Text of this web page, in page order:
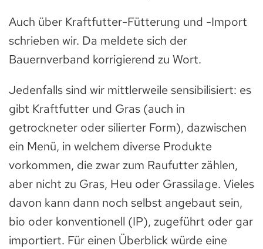
Auch über Kraftfutter-Fütterung und -Import
schrieben wir. Da meldete sich der
Bauernverband korrigierend zu Wort.
Jedenfalls sind wir mittlerweile sensibilisiert: es
gibt Kraftfutter und Gras (auch in
getrockneter oder silierter Form), dazwischen
ein Menü, in welchem diverse Produkte
vorkommen, die zwar zum Raufutter zählen,
aber nicht zu Gras, Heu oder Grassilage. Vieles
davon kann dann noch selbst angebaut sein,
bio oder konventionell (IP), zugeführt oder gar
importiert. Für einen Überblick würde eine